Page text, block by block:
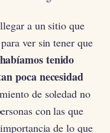
a un sitio que
ver sin tener que
tenido
poca necesidad
de soledad no
con las que
de lo que